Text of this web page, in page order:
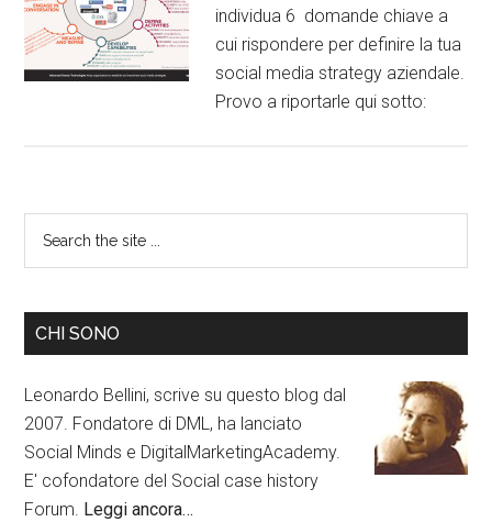
individua 6 domande chiave a
cui rispondere per definire la tua
social media strategy aziendale.
Provo a riportarle qui sotto:
CHI SONO
Leonardo Bellini, scrive su questo blog dal
2007. Fondatore di DML, ha lanciato
Social Minds e DigitalMarketingAcademy.
E' cofondatore del Social case history
Forum. Leggi ancora…